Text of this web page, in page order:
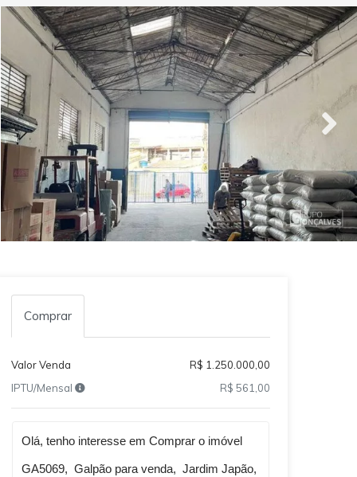
Comprar
Valor Venda
R$ 1.250.000,00
IPTU/Mensal
R$ 561,00